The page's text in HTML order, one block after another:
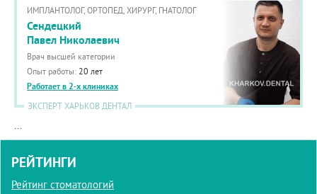
ИМПЛАНТОЛОГ, ОРТОПЕД, ХИРУРГ, ГНАТОЛОГ
Сендецкий
Павел Николаевич
Врач высшей категории
Опыт работы: 20 лет
Работает в 2-х клиниках
ЭКСПЕРТ ХАРЬКОВ ДЕНТАЛ
...
РЕЙТИНГИ
Рейтинг стоматологий